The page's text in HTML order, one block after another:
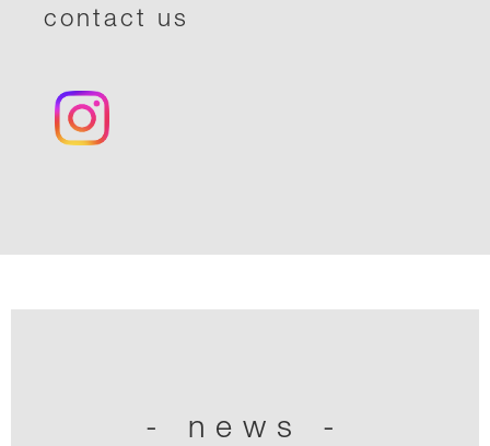
contact us
- news -